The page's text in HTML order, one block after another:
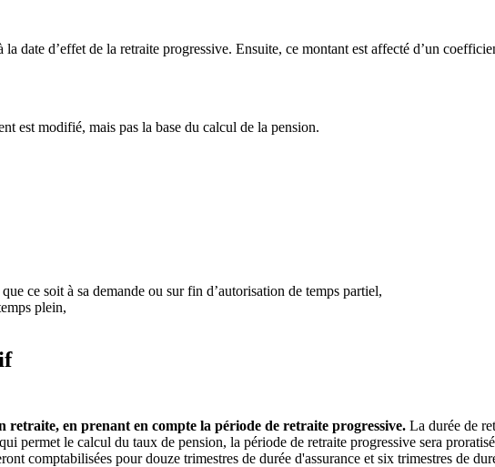
date d’effet de la retraite progressive. Ensuite, ce montant est affecté d’un
est modifié, mais pas la base du calcul de la pension.
ce soit à sa demande ou sur fin d’autorisation de temps partiel,
plein,
retraite, en prenant en compte la période de retraite progressive. La durée de
permet le calcul du taux de pension, la période de retraite progressive sera
comptabilisées pour douze trimestres de durée d'assurance et six trimestres de